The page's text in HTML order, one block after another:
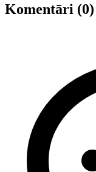
Komentāri (0)